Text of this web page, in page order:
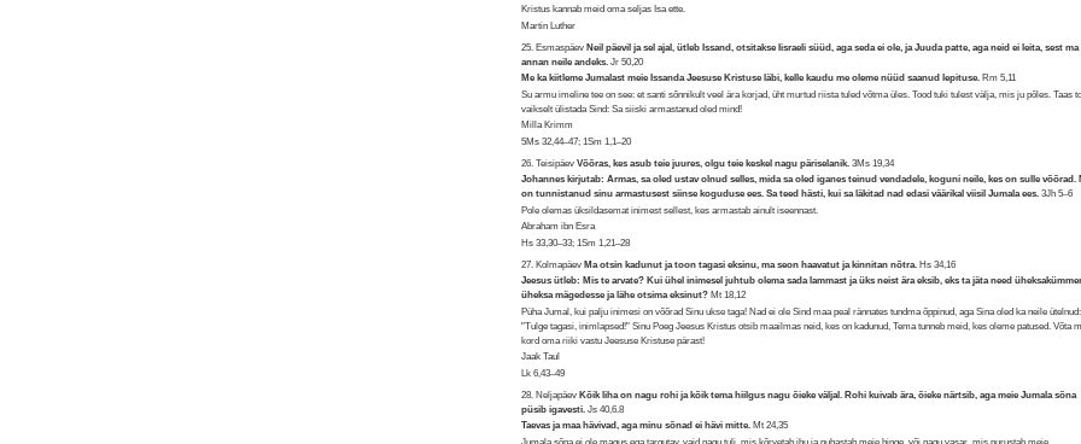
Kristus kannab meid oma seljas Isa ette.
Martin Luther
25. Esmaspäev Neil päevil ja sel ajal, ütleb Issand, otsitakse Iisraeli süüd, aga seda ei ole, ja Juuda patte, aga neid ei leita, sest ma
annan neile andeks.Jr 50,20
Me ka kiitleme Jumalast meie Issanda Jeesuse Kristuse läbi, kelle kaudu me oleme nüüd saanud lepituse. Rm 5,11
Su armu imeline tee on see: et santi sõnnikult veel ära korjad, üht murtud riista tuled võtma üles. Tood tuki tulest välja, mis ju põles. Taas
vaikselt ülistada Sind: Sa siiski armastanud oled mind!
Milla Krimm
5Ms 32,44–47; 1Sm 1,1–20
26. TeisipäevVõõras, kes asub teie juures, olgu teie keskel nagu päriselanik.3Ms 19,34
Johannes kirjutab: Armas, sa oled ustav olnud selles, mida sa oled iganes teinud vendadele, koguni neile, kes on sulle võõrad.
on tunnistanud sinu armastusest siinse koguduse ees. Sa teed hästi, kui sa läkitad nad edasi väärikal viisil Jumala ees.3Jh 5–6
Pole olemas üksildasemat inimest sellest, kes armastab ainult iseennast.
Abraham ibn Esra
Hs 33,30–33; 1Sm 1,21–28
27. KolmapäevMa otsin kadunut ja toon tagasi eksinu, ma seon haavatut ja kinnitan nõtra.Hs 34,16
Jeesus ütleb: Mis te arvate? Kui ühel inimesel juhtub olema sada lammast ja üks neist ära eksib, eks ta jäta need
üheksa mägedesse ja lähe otsima eksinut? Mt 18,12
Püha Jumal, kui palju inimesi on võõrad Sinu ukse taga! Nad ei ole Sind maa peal rännates tundma õppinud, aga Sina oled ka neile ütelnud:
"Tulge tagasi, inimlapsed!" Sinu Poeg Jeesus Kristus otsib maailmas neid, kes on kadunud, Tema tunneb meid, kes oleme patused. Võta
kord oma riiki vastu Jeesuse Kristuse pärast!
Jaak Taul
Lk 6,43–49
28. NeljapäevKõik liha on nagu rohi ja kõik tema hiilgus nagu õieke väljal. Rohi kuivab ära, õieke närtsib, aga meie Jumala sõna
püsib igavesti.Js 40,6.8
Taevas ja maa hävivad, aga minu sõnad ei hävi mitte. Mt 24,35